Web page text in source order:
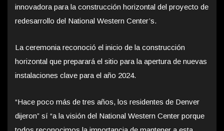
innovadora para la construcción horizontal del proyecto de
redesarrollo del National Western Center’s.
La ceremonia reconoció el inicio de la construcción
horizontal que preparará el sitio para la apertura de nuevas
instalaciones clave para el año 2024.
“Hace poco más de tres años, los residentes de Denver
dijeron” sí “a la visión del National Western Center porque